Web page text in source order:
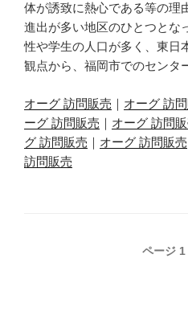
体が誘致に熱心である等の理
進出が多い地区のひとつとな
性や学生の人口が多く、東日
観点から、福岡市でのセンタ
オーグ 訪問販売 ｜ オーグ 訪
ーグ 訪問販売 ｜ オーグ 訪問
グ 訪問販売 ｜ オーグ 訪問販売
訪問販売
ページ 1